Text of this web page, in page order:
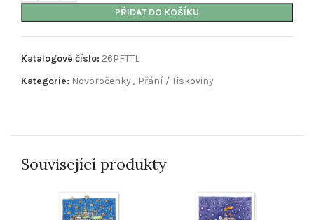
PŘIDAT DO KOŠÍKU
Katalogové číslo: 26PFTTL
Kategorie: Novoročenky, Přání / Tiskoviny
Související produkty